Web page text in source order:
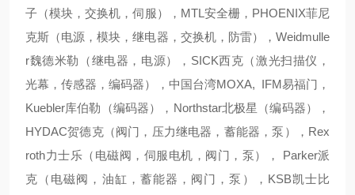
子（模块，交换机，伺服），MTL安全栅，PHOENIX菲尼
克斯（电源，模块，继电器，交换机，防雷），Weidmulle
r魏德米勒（继电器，电源），SICK西克（激光扫描仪，
光幕，传感器，编码器），中国台湾MOXA, IFM易福门，
Kuebler库伯勒（编码器），Northstar北极星（编码器），
HYDAC贺德克（阀门，压力继电器，蓄能器，泵），Rex
roth力士乐（电磁阀，伺服电机，阀门，泵）， Parker派
克（电磁阀，油缸，蓄能器，阀门，泵），KSB凯士比